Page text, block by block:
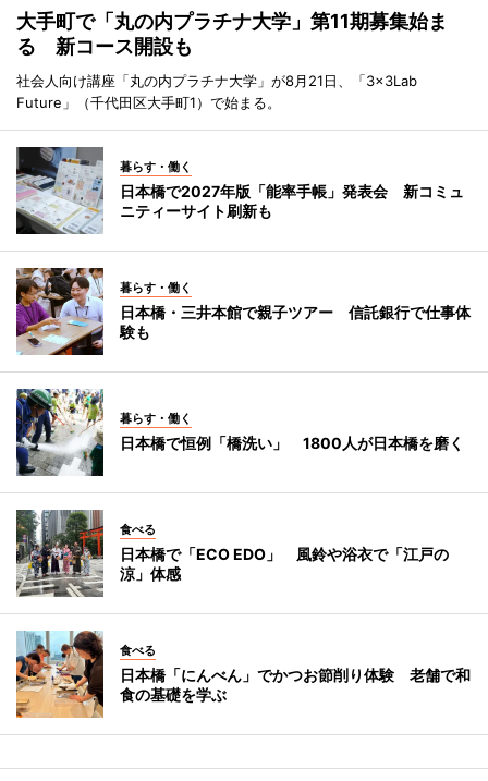
大手町で「丸の内プラチナ大学」第11期募集始ま
る 新コース開設も
社会人向け講座「丸の内プラチナ大学」が8月21日、「3×3Lab
Future」（千代田区大手町1）で始まる。
暮らす・働く
日本橋で2027年版「能率手帳」発表会 新コミュ
ニティーサイト刷新も
暮らす・働く
日本橋・三井本館で親子ツアー 信託銀行で仕事体
験も
暮らす・働く
日本橋で恒例「橋洗い」 1800人が日本橋を磨く
食べる
日本橋で「ECO EDO」 風鈴や浴衣で「江戸の
涼」体感
食べる
日本橋「にんべん」でかつお節削り体験 老舗で和
食の基礎を学ぶ